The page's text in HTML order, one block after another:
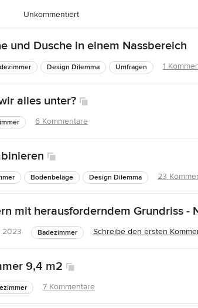
Unkommentiert
und Dusche in einem Nassbereich
Design Dilemma Umfragen 1
alles unter?
6 Kommentare
Bodenbeläge Design Dilemma 23
mit herausforderndem Grundriss -
2023 Badezimmer Schreibe den ersten
9,4 m2
7 Kommentare